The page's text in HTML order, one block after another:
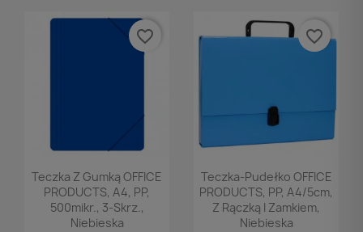
Podgląd
Teczka Z Gumką OFFICE
PRODUCTS, A4, PP,
500mikr., 3-Skrz.,
Niebieska
favorite_border
Podgląd
Teczka-Pudełko OFFICE
PRODUCTS, PP, A4/5cm,
Z Rączką I Zamkiem,
Niebieska
favorite_border